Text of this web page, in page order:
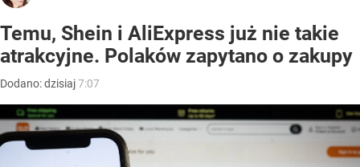
Temu, Shein i AliExpress już nie takie
atrakcyjne. Polaków zapytano o zakupy
Dodano:dzisiaj7:07